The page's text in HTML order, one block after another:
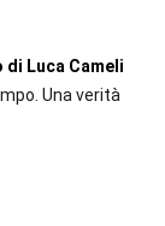
Luca Cameli
Una verità